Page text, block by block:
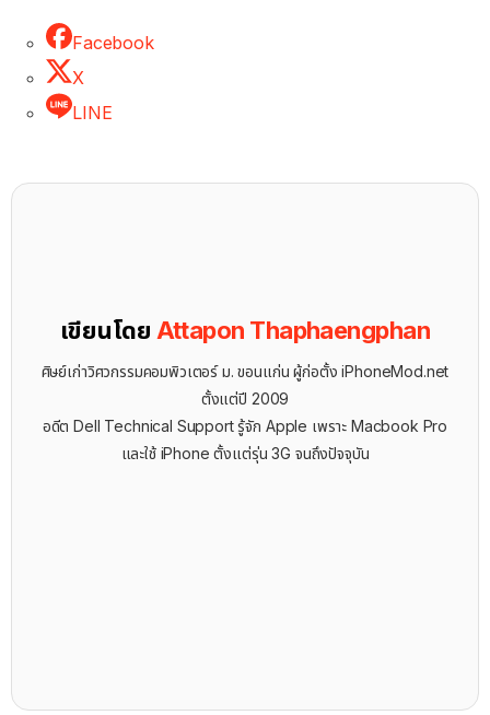
Facebook
X
LINE
เขียนโดย Attapon Thaphaengphan
ศิษย์เก่าวิศวกรรมคอมพิวเตอร์ ม. ขอนแก่น ผู้ก่อตั้ง iPhoneMod.net
ตั้งแต่ปี 2009
อดีต Dell Technical Support รู้จัก ​Apple เพราะ Macbook Pro
และใช้ iPhone ตั้งแต่รุ่น 3G จนถึงปัจจุบัน